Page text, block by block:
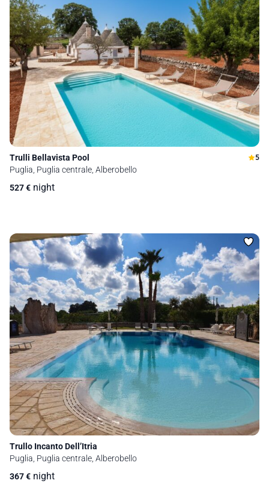
Trulli Bellavista Pool 5
Puglia, Puglia centrale, Alberobello
527€ night
Trullo Incanto Dell’Itria
Puglia, Puglia centrale, Alberobello
367€ night